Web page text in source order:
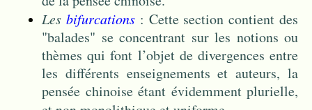
Les bifurcations: Cette section contient des
"balades" se concentrant sur les notions ou
thèmes qui font l’objet de divergences entre
les différents enseignements et auteurs, la
pensée chinoise étant évidemment plurielle,